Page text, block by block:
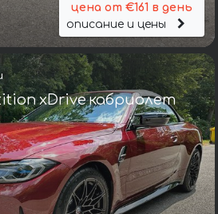
цена от €161 в день
описание и цены
xDrive кабриолет